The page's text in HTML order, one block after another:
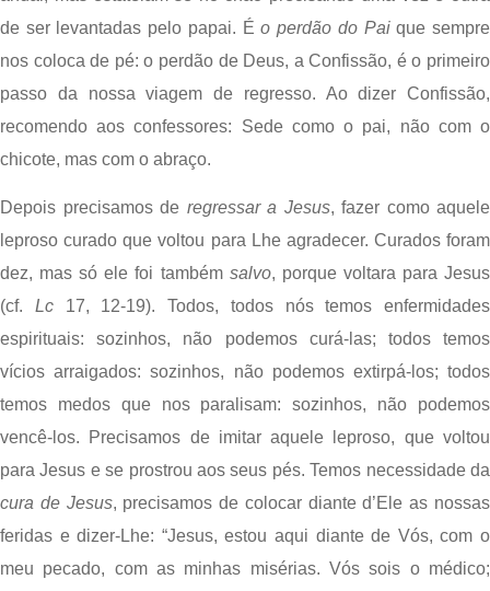
de ser levantadas pelo papai. É o perdão do Pai que sempre
nos coloca de pé: o perdão de Deus, a Confissão, é o primeiro
passo da nossa viagem de regresso. Ao dizer Confissão,
recomendo aos confessores: Sede como o pai, não com o
chicote, mas com o abraço.
Depois precisamos de regressar a Jesus, fazer como aquele
leproso curado que voltou para Lhe agradecer. Curados foram
dez, mas só ele foi também salvo, porque voltara para Jesus
(cf. Lc 17, 12-19). Todos, todos nós temos enfermidades
espirituais: sozinhos, não podemos curá-las; todos temos
vícios arraigados: sozinhos, não podemos extirpá-los; todos
temos medos que nos paralisam: sozinhos, não podemos
vencê-los. Precisamos de imitar aquele leproso, que voltou
cura de Jesus, precisamos de colocar diante d’Ele as nossas
feridas e dizer-Lhe: “Jesus, estou aqui diante de Vós, com o
meu pecado, com as minhas misérias. Vós sois o médico;